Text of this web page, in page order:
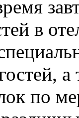
в
по